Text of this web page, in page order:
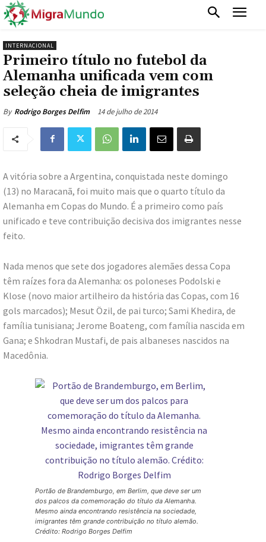
INTERNACIONAL
Primeiro título no futebol da
Alemanha unificada vem com
seleção cheia de imigrantes
By Rodrigo Borges Delfim 14 de julho de 2014
A vitória sobre a Argentina, conquistada neste domingo
(13) no Maracanã, foi muito mais que o quarto título da
Alemanha em Copas do Mundo. É a primeiro como país
unificado e teve contribuição decisiva dos imigrantes nesse
feito.
Nada menos que sete dos jogadores alemães dessa Copa
têm raízes fora da Alemanha: os poloneses Podolski e
Klose (novo maior artilheiro da história das Copas, com 16
gols marcados); Mesut Özil, de pai turco; Sami Khedira, de
família tunisiana; Jerome Boateng, com família nascida em
Gana; e Shkodran Mustafi, de pais albaneses nascidos na
Macedônia.
Portão de Brandemburgo, em Berlim, que deve ser um
dos palcos da comemoração do título da Alemanha.
Mesmo ainda encontrando resistência na sociedade,
imigrantes têm grande contribuição no título alemão.
Crédito: Rodrigo Borges Delfim